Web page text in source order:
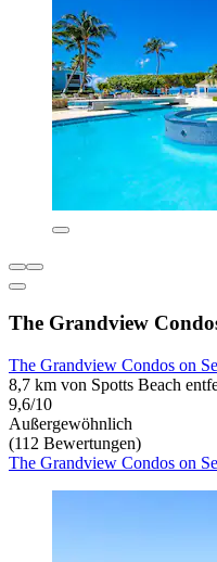
The Grandview
The Grandview Condos on
8,7 km von Spotts Beach
9,6/10
Außergewöhnlich
(112 Bewertungen)
The Grandview Condos on